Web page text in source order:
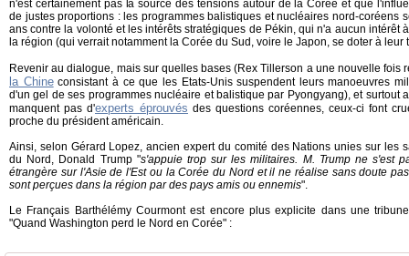
n'est certainement pas la source des tensions autour de la Corée et que
de justes proportions : les programmes balistiques et nucléaires nord-coréens
ans contre la volonté et les intérêts stratégiques de Pékin, qui n'a aucun intérêt
la région (qui verrait notamment la Corée du Sud, voire le Japon, se doter à leur
Revenir au dialogue, mais sur quelles bases (Rex Tillerson a une nouvelle fois
la Chineconsistant à ce que les Etats-Unis suspendent leurs manoeuvres
d'un gel de ses programmes nucléaire et balistique par Pyongyang), et surtout
manquent pas d'experts éprouvés des questions coréennes, ceux-ci font
proche du président américain.
Ainsi, selon Gérard Lopez, ancien expert du comité des Nations unies sur les
du Nord, Donald Trump "s'appuie trop sur les militaires. M. Trump ne s'est
étrangère sur l'Asie de l'Est ou la Corée du Nord et il ne réalise sans doute
sont perçues dans la région par des pays amis ou ennemis".
Le Français Barthélémy Courmont est encore plus explicite dans une
"Quand Washington perd le Nord en Corée" :